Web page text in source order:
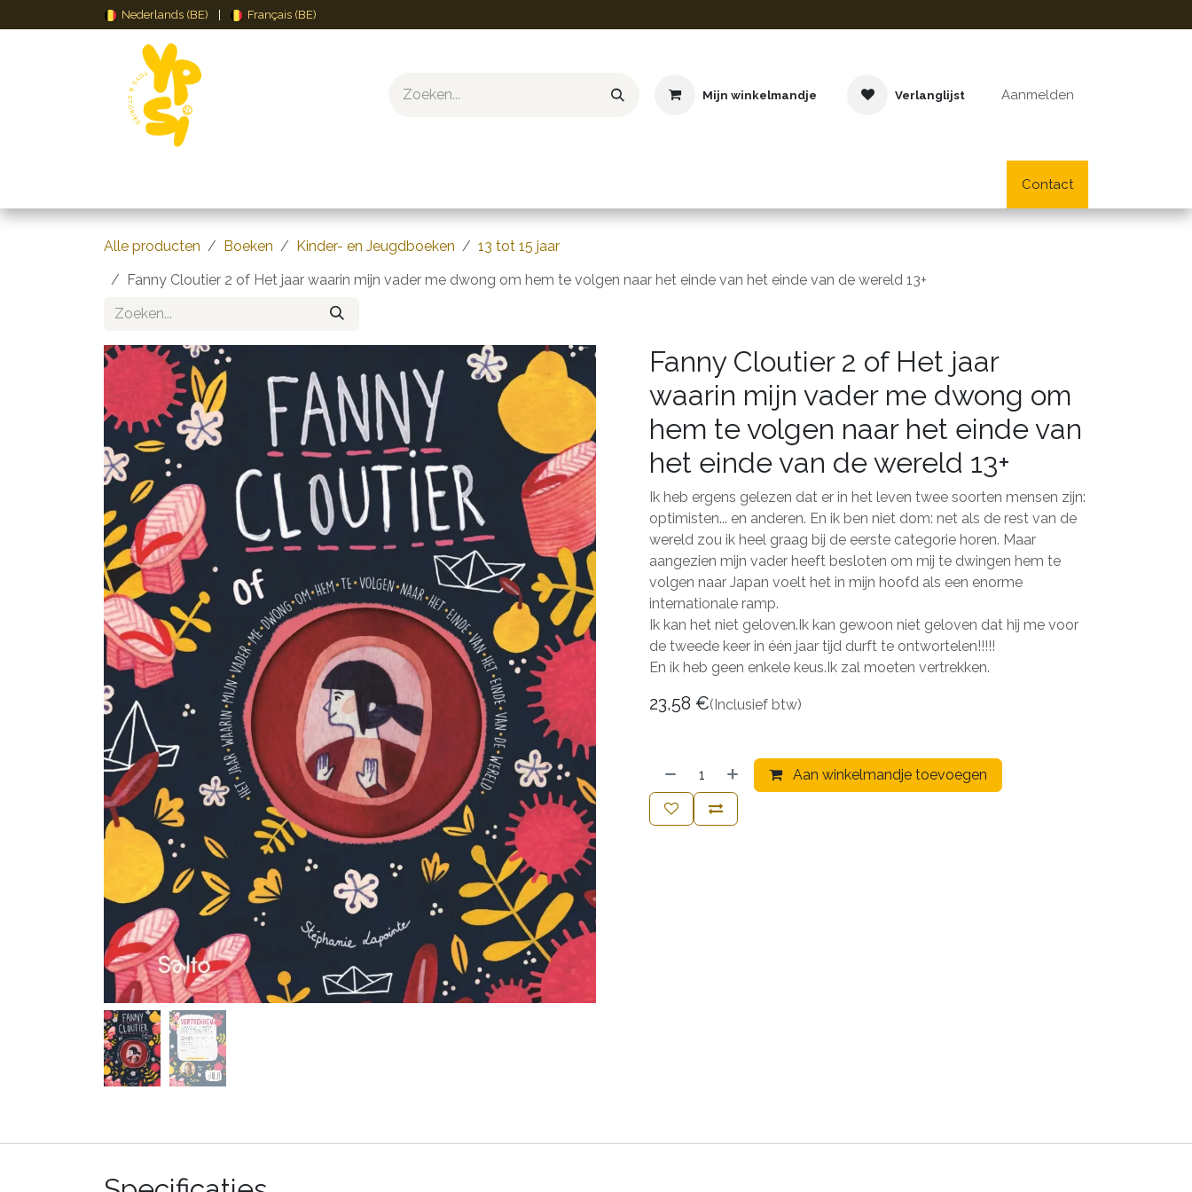
Overslaan naar inhoudNederlands (BE) Français (BE)
Mijn winkelmandje Verlanglijst Aanmelden
Lifestyle
Contact
Alle producten Boeken Kinder- en Jeugdboeken
13 tot 15 jaar
Fanny Cloutier 2 of Het jaar waarin mijn vader me dwong om hem te volgen naar het einde van het einde van de wereld 13+
Fanny Cloutier 2 of Het jaar
waarin mijn vader me dwong om
hem te volgen naar het einde van
het einde van de wereld 13+
Ik heb ergens gelezen dat er in het leven twee soorten mensen zijn:
optimisten... en anderen. En ik ben niet dom: net als de rest van de
wereld zou ik heel graag bij de eerste categorie horen. Maar
aangezien mijn vader heeft besloten om mij te dwingen hem te
volgen naar Japan voelt het in mijn hoofd als een enorme
internationale ramp.
Ik kan het niet geloven.Ik kan gewoon niet geloven dat hij me voor
de tweede keer in één jaar tijd durft te ontwortelen!!!!!
En ik heb geen enkele keus.Ik zal moeten vertrekken.
23,58 €(Inclusief btw)
Aan winkelmandje toevoegen